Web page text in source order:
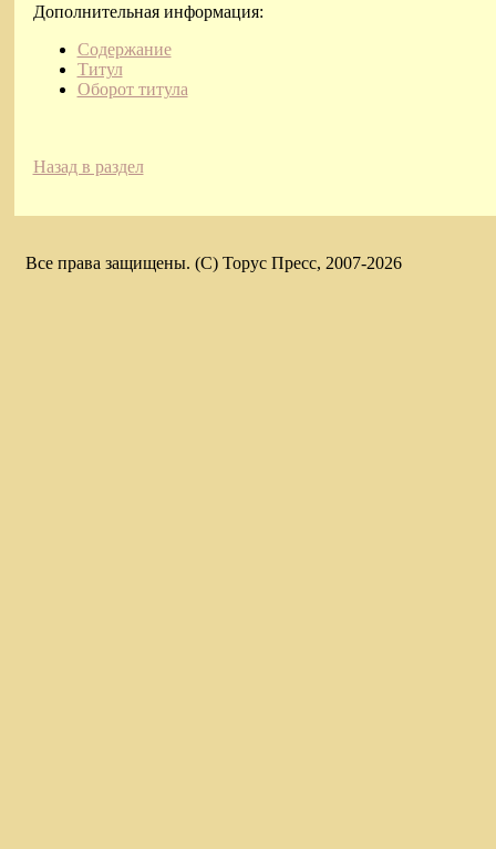
Дополнительная информация:
Содержание
Титул
Оборот титула
Назад в раздел
Все права защищены. (C) Торус Пресс, 2007-2026